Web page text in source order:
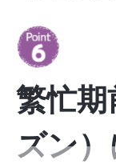
繁忙
ズン